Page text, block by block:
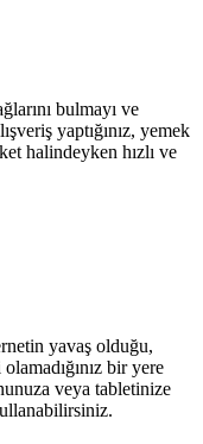
bulmayı ve
yaptığınız, yemek
halindeyken hızlı ve
yavaş olduğu,
bir yere
veya tabletinize